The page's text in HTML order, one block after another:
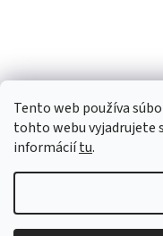
Tento web používa
tohto webu vyjadrujete
informáciítu.